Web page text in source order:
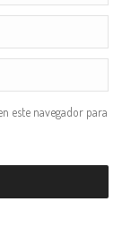
este navegador para